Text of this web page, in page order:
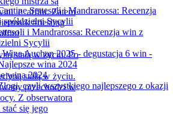
stałą w życiu. Po
Settesoli i Mandrarossa: Recenzja
Sycylii
i Mandrarossa: Recenzja win z
Sycylii
Wina Auchan 2025 - degustacja 6 win -
wina 2024
wina 2024
czyli wszystkiego najlepszego z okazji